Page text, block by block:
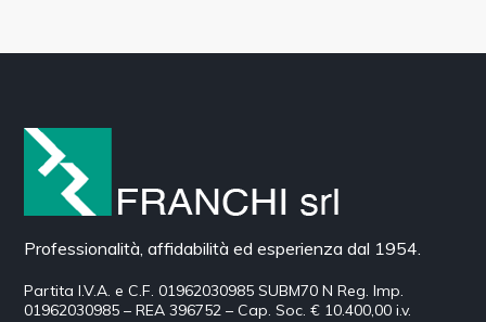
Professionalità, affidabilità ed esperienza dal 1954.
Partita I.V.A. e C.F. 01962030985 SUBM70 N Reg. Imp.
01962030985 – REA 396752 – Cap. Soc. € 10.400,00 i.v.